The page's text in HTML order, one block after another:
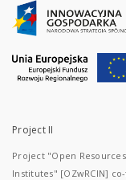
Project II
Project "Open
Institutes" [OZwRCIN]